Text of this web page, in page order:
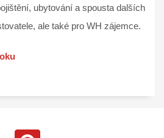
ubytování a spousta dalších
ale také pro WH zájemce.